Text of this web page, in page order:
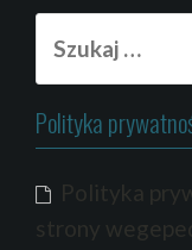
Polityka
Polityka
strony